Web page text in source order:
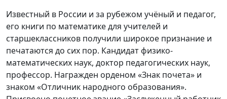
Известный в России и за рубежом учёный и педагог,
его книги по математике для учителей и
старшеклассников получили широкое признание и
печатаются до сих пор. Кандидат физико-
математических наук, доктор педагогических наук,
профессор. Награжден орденом «Знак почета» и
знаком «Отличник народного образования».